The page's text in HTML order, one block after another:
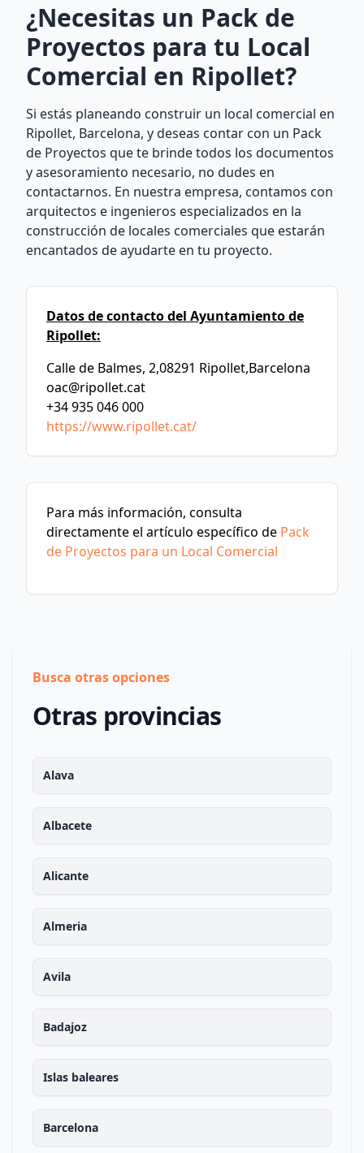
¿Necesitas un Pack de
Proyectos para tu Local
Comercial en Ripollet?
Si estás planeando construir un local comercial en
Ripollet, Barcelona, y deseas contar con un Pack
de Proyectos que te brinde todos los documentos
y asesoramiento necesario, no dudes en
contactarnos. En nuestra empresa, contamos con
arquitectos e ingenieros especializados en la
construcción de locales comerciales que estarán
encantados de ayudarte en tu proyecto.
Datos de contacto del Ayuntamiento de
Ripollet:
Calle de Balmes, 2,08291 Ripollet,Barcelona
oac@ripollet.cat
+34 935 046 000
https://www.ripollet.cat/
Para más información, consulta
directamente el artículo específico de Pack
de Proyectos para un Local Comercial
Busca otras opciones
Otras provincias
Alava
Albacete
Alicante
Almeria
Avila
Badajoz
Islas baleares
Barcelona